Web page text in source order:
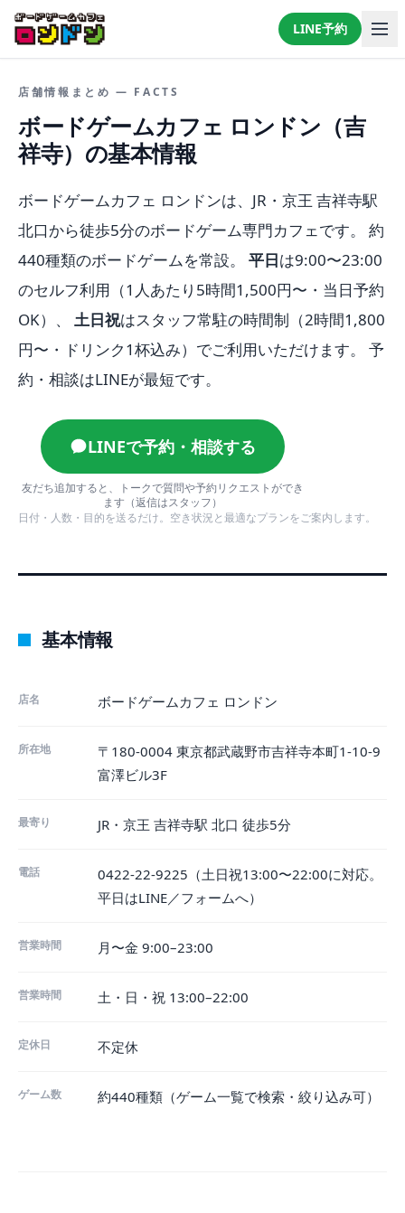
LINE予約
店舗情報まとめ — FACTS
ボードゲームカフェ ロンドン（吉
祥寺）の基本情報
ボードゲームカフェ ロンドンは、JR・京王 吉祥寺駅
北口から徒歩5分のボードゲーム専門カフェです。 約
440種類のボードゲームを常設。 平日は9:00〜23:00
のセルフ利用（1人あたり5時間1,500円〜・当日予約
OK）、 土日祝はスタッフ常駐の時間制（2時間1,800
円〜・ドリンク1杯込み）でご利用いただけます。 予
約・相談はLINEが最短です。
LINEで予約・相談する
友だち追加すると、トークで質問や予約リクエストができ
ます（返信はスタッフ）
日付・人数・目的を送るだけ。空き状況と最適なプランをご案内します。
基本情報
店名 ボードゲームカフェ ロンドン
所在地
〒180-0004 東京都武蔵野市吉祥寺本町1-10-9
富澤ビル3F
最寄り JR・京王 吉祥寺駅 北口 徒歩5分
電話
0422-22-9225（土日祝13:00〜22:00に対応。
平日はLINE／フォームへ）
営業時間 月〜金 9:00–23:00
営業時間 土・日・祝 13:00–22:00
定休日 不定休
ゲーム数 約440種類（ゲーム一覧で検索・絞り込み可）